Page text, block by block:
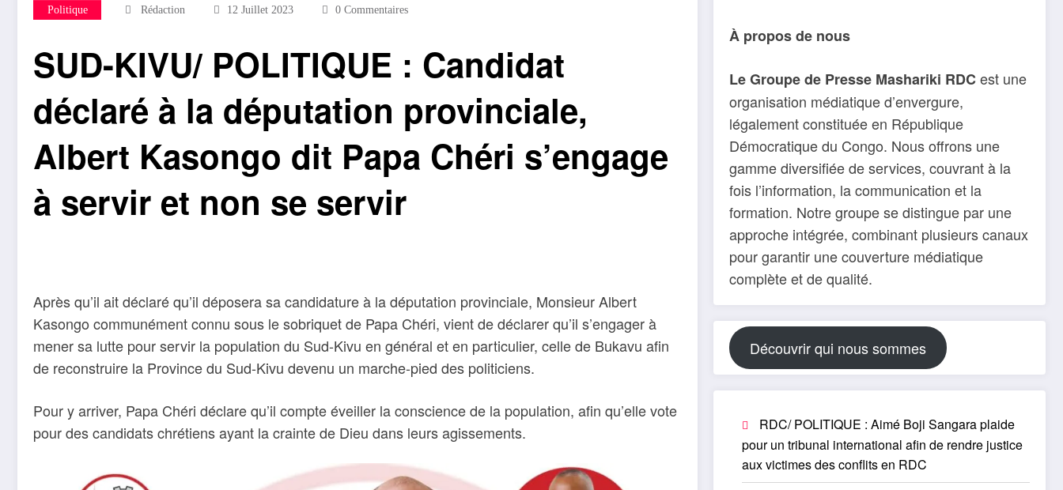
Politique Rédaction 12 Juillet 2023 0 Commentaires
SUD-KIVU/ POLITIQUE : Candidat
déclaré à la députation provinciale,
Albert Kasongo dit Papa Chéri s’engage
à servir et non se servir
Après qu’il ait déclaré qu’il déposera sa candidature à la députation provinciale, Monsieur Albert
Kasongo communément connu sous le sobriquet de Papa Chéri, vient de déclarer qu’il s’engager à
mener sa lutte pour servir la population du Sud-Kivu en général et en particulier, celle de Bukavu afin
de reconstruire la Province du Sud-Kivu devenu un marche-pied des politiciens.
Pour y arriver, Papa Chéri déclare qu’il compte éveiller la conscience de la population, afin qu’elle vote
pour des candidats chrétiens ayant la crainte de Dieu dans leurs agissements.
À propos de nous
Le Groupe de Presse Mashariki RDCest une
organisation médiatique d’envergure,
légalement constituée en République
Démocratique du Congo. Nous offrons une
gamme diversifiée de services, couvrant à la
fois l’information, la communication et la
formation. Notre groupe se distingue par une
approche intégrée, combinant plusieurs canaux
pour garantir une couverture médiatique
complète et de qualité.
Découvrir qui nous sommes
RDC/ POLITIQUE : Aimé Boji Sangara plaide
pour un tribunal international afin de rendre justice
aux victimes des conflits en RDC